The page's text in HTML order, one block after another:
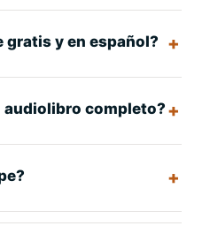
gratis y en español?
audiolibro completo?